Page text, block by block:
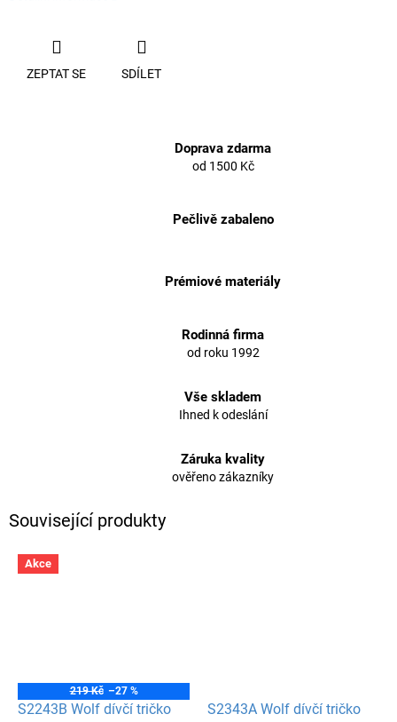
ZEPTAT SE SDÍLET
Doprava zdarma
od 1500 Kč
Pečlivě zabaleno
Prémiové materiály
Rodinná firma
od roku 1992
Vše skladem
Ihned k odeslání
Záruka kvality
ověřeno zákazníky
Související produkty
Akce
219 Kč –27 %
S2243B Wolf dívčí tričko
S2343A Wolf dívčí tričko